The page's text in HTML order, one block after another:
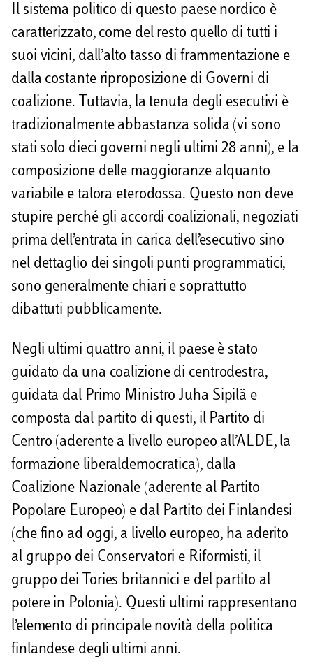
Il sistema politico di questo paese nordico è
caratterizzato, come del resto quello di tutti i
suoi vicini, dall’alto tasso di frammentazione e
dalla costante riproposizione di Governi di
coalizione. Tuttavia, la tenuta degli esecutivi è
tradizionalmente abbastanza solida (vi sono
stati solo dieci governi negli ultimi 28 anni), e la
composizione delle maggioranze alquanto
variabile e talora eterodossa. Questo non deve
stupire perché gli accordi coalizionali, negoziati
prima dell’entrata in carica dell’esecutivo sino
nel dettaglio dei singoli punti programmatici,
sono generalmente chiari e soprattutto
dibattuti pubblicamente.
Negli ultimi quattro anni, il paese è stato
guidato da una coalizione di centrodestra,
guidata dal Primo Ministro Juha Sipilä e
composta dal partito di questi, il Partito di
Centro (aderente a livello europeo all’ALDE, la
formazione liberaldemocratica), dalla
Coalizione Nazionale (aderente al Partito
Popolare Europeo) e dal Partito dei Finlandesi
(che fino ad oggi, a livello europeo, ha aderito
al gruppo dei Conservatori e Riformisti, il
gruppo dei Tories britannici e del partito al
potere in Polonia). Questi ultimi rappresentano
l’elemento di principale novità della politica
finlandese degli ultimi anni.